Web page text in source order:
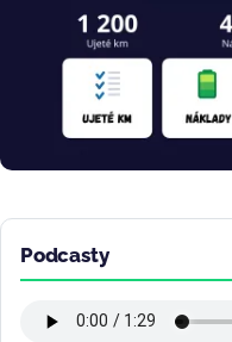
Podcasty